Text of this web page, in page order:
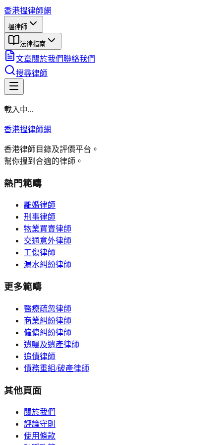
香港搵律師網
搵律師
法律指南
文章關於我們聯絡我們
搜尋律師
載入中...
香港搵律師網
香港律師目錄及評價平台。
幫你搵到合適的律師。
熱門範疇
離婚律師
刑事律師
物業買賣律師
交通意外律師
工傷律師
漏水糾紛律師
更多範疇
醫療疏忽律師
商業糾紛律師
僱傭糾紛律師
遺囑及遺產律師
追債律師
債務重組/破產律師
其他頁面
關於我們
評論守則
使用條款